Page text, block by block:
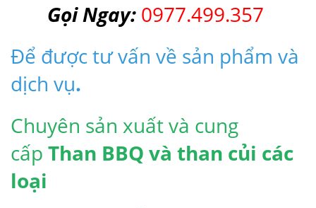
Gọi Ngay: 0977.499.357
Để được tư vấn về sản phẩm và
dịch vụ.
Chuyên sản xuất và cung
cấp Than BBQ và than củi các
loại